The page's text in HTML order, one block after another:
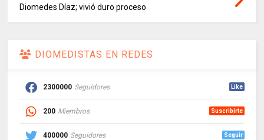
Diomedes Díaz; vivió duro proceso
DIOMEDISTAS EN REDES
2300000 Seguidores Like
200 Miembros Suscribirte
400000 Seguidores Seguir